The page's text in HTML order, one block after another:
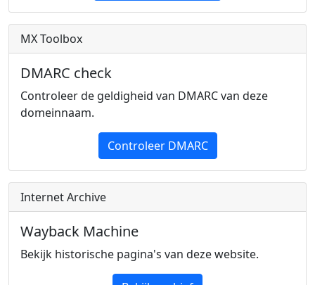
MX Toolbox
DMARC check
Controleer de geldigheid van DMARC van deze
domeinnaam.
Controleer DMARC
Internet Archive
Wayback Machine
Bekijk historische pagina's van deze website.